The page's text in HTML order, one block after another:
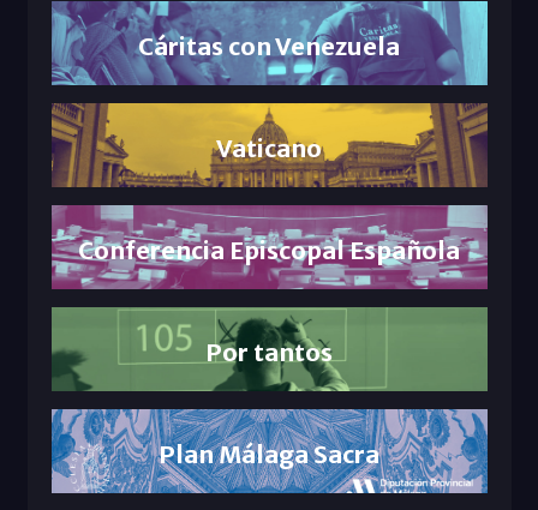
Cáritas con Venezuela
Vaticano
Conferencia Episcopal Española
Por tantos
Plan Málaga Sacra